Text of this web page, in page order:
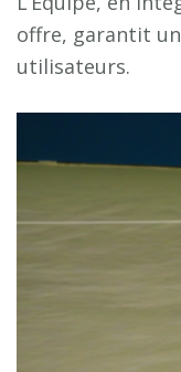
offre, garantit
utilisateurs.